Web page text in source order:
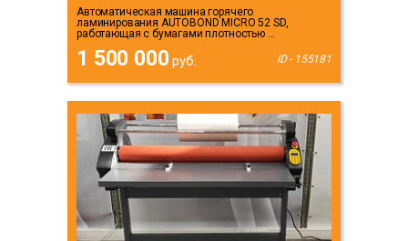
Автоматическая машина горячего
ламинирования AUTOBOND MICRO 52 SD,
работающая с бумагами плотностью ...
1 500 000 руб. ID - 155181